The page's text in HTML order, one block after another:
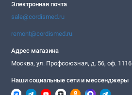
Электронная почта
sale@cordismed.ru
remont@cordismed.ru
Адрес магазина
Москва, ул. Профсоюзная, д. 56, оф. 1116
Наши социальные сети и мессенджеры